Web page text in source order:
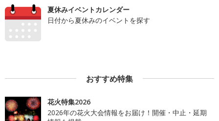
夏休みイベントカレンダー
日付から夏休みのイベントを探す
おすすめ特集
花火特集2026
2026年の花火大会情報をお届け！開催・中止・延期